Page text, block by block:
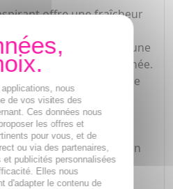
offre une fraîcheur
par la transpiration
anti-humidité pour une
tout au long de la journée.
renforcée par le
emblématique
Plancton de Vie™ et en
nous
de vos visites des
Ces données nous
les offres et
pour vous, et de
ou via des partenaires,
publicités personnalisées
Elles nous
d'adapter le contenu de